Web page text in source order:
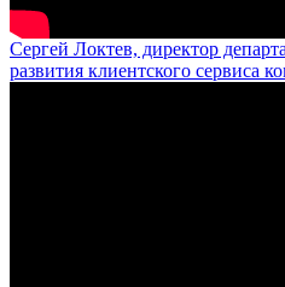
Сергей Локтев, директор
развития клиентского сервиса